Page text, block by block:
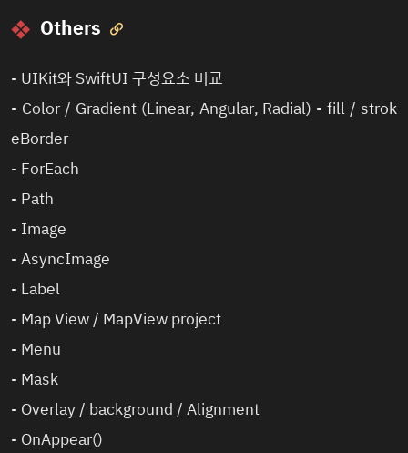
Others 
- UIKit와 SwiftUI 구성요소 비교
- Color / Gradient (Linear, Angular, Radial) - fill / strok
eBorder
- ForEach
- Path
- Image
-AsyncImage
- Label
- Map View/ MapView project
- Menu
- Mask
- Overlay / background / Alignment
- OnAppear()